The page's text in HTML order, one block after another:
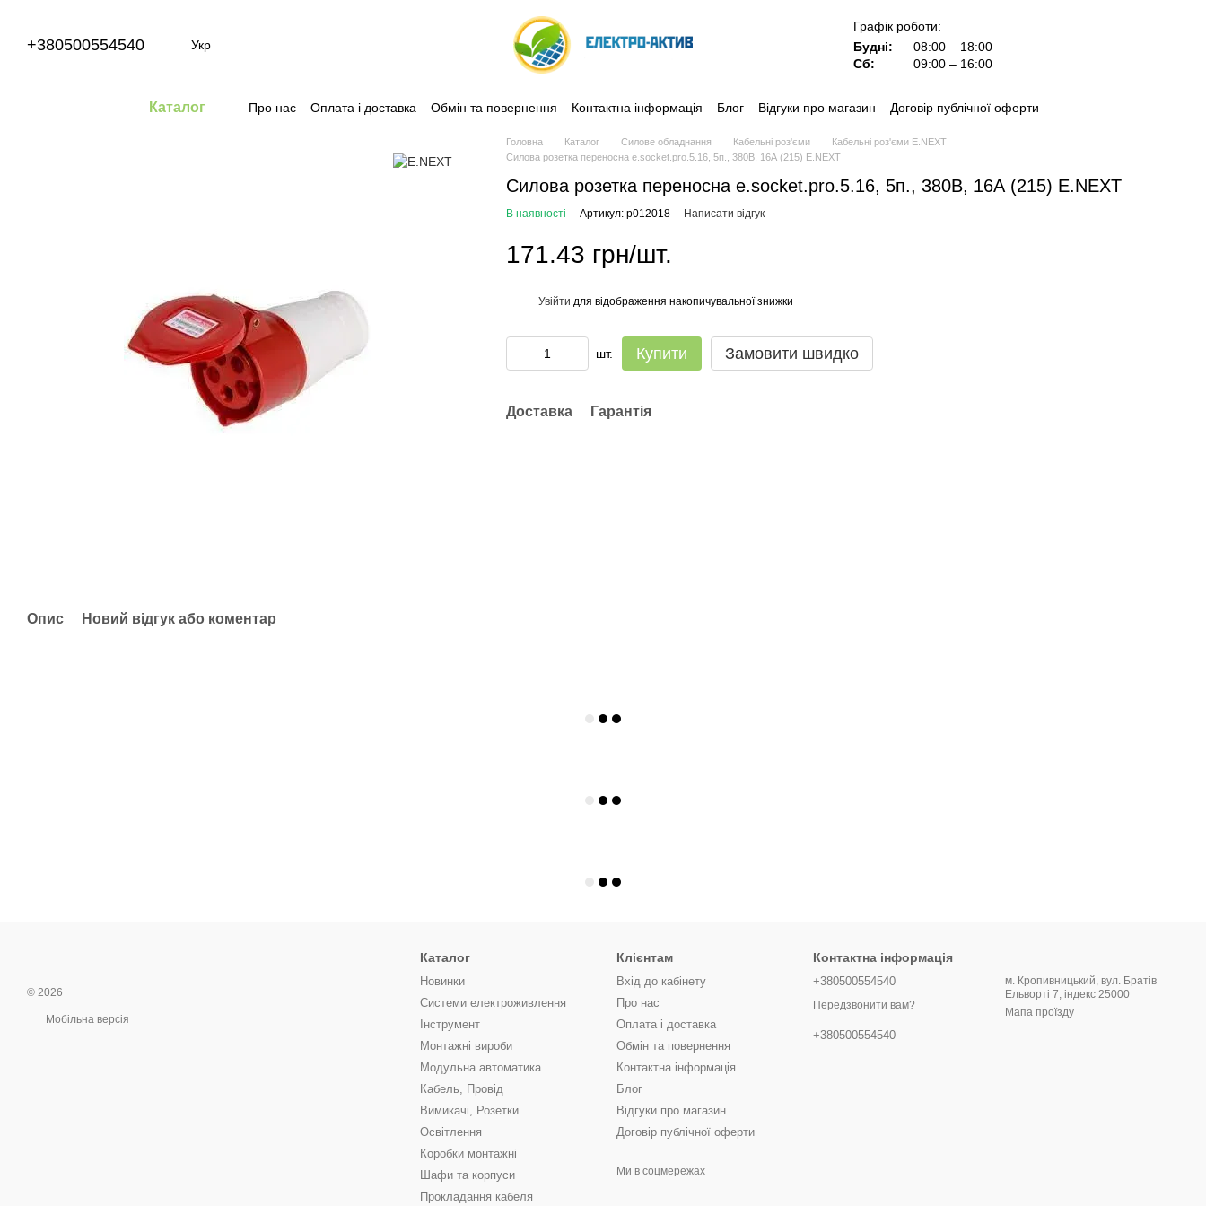
+380500554540 Укр
Графік роботи:
Будні:
08:00 – 18:00
Сб:
09:00 – 16:00
Каталог Про нас Оплата і доставка Обмін та повернення Контактна інформація Блог Відгуки про магазин Договір публічної оферти
Опис Новий відгук або коментар
Головна Каталог Силове обладнання Кабельні роз'єми
Кабельні роз'єми E.NEXT
Силова розетка переносна e.socket.pro.5.16, 5п., 380В, 16А (215) E.NEXT
Силова розетка переносна e.socket.pro.5.16, 5п., 380В, 16А (215) E.NEXT
В наявності Артикул: p012018 Написати відгук
171.43 грн/шт.
Увійти для відображення накопичувальної знижки
шт. Купити Замовити швидко
Доставка Гарантія
© 2026
Мобільна версія
Каталог
Новинки
Системи електроживлення
Інструмент
Монтажні вироби
Модульна автоматика
Кабель, Провід
Вимикачі, Розетки
Освітлення
Коробки монтажні
Шафи та корпуси
Прокладання кабеля
Клієнтам
Вхід до кабінету
Про нас
Оплата і доставка
Обмін та повернення
Контактна інформація
Блог
Відгуки про магазин
Договір публічної оферти
Ми в соцмережах
Контактна інформація
+380500554540
Передзвонити вам?
+380500554540
м. Кропивницький, вул. Братів
Ельворті 7, індекс 25000
Мапа проїзду